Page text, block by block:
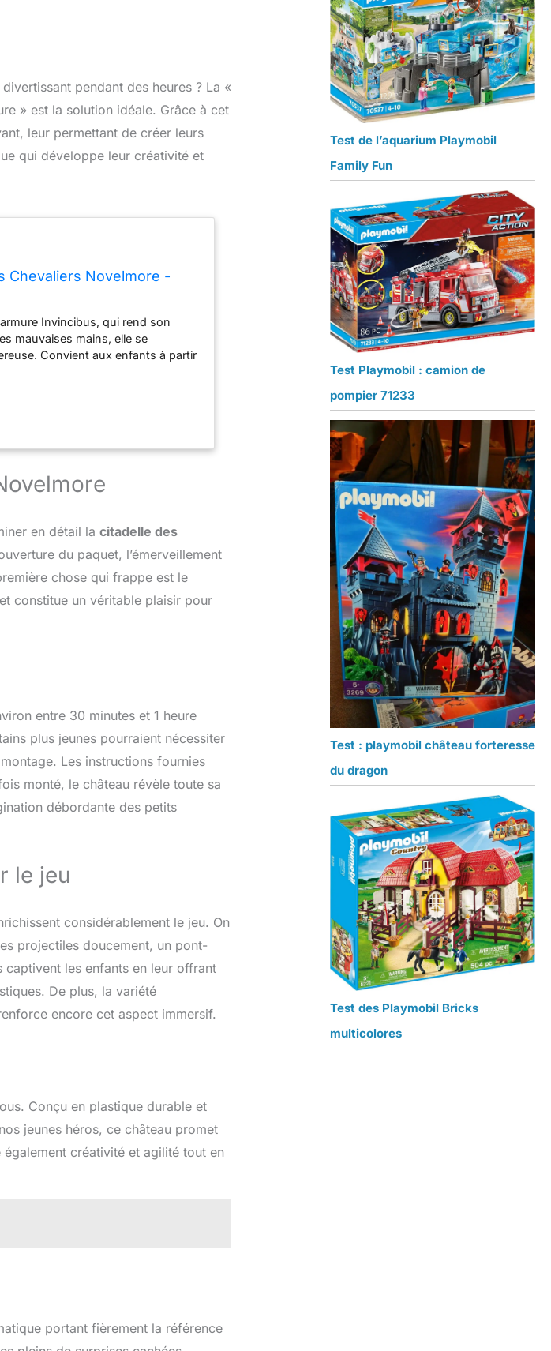
pendant des heures ? La «
» est la solution idéale. Grâce à cet
leur permettant de créer leurs
qui développe leur créativité et
Chevaliers Novelmore -
Invincibus, qui rend son
mauvaises mains, elle se
Convient aux enfants à partir
Dimensions : 19,5 x 20 x 17,5 cm
chevaliers !
en détail la citadelle des
du paquet, l’émerveillement
chose qui frappe est le
constitue un véritable plaisir pour
entre 30 minutes et 1 heure
plus jeunes pourraient nécessiter
Les instructions fournies
monté, le château révèle toute sa
débordante des petits
le jeu
considérablement le jeu. On
projectiles doucement, un pont-
captivent les enfants en leur offrant
De plus, la variété
encore cet aspect immersif.
Conçu en plastique durable et
jeunes héros, ce château promet
également créativité et agilité tout en
portant fièrement la référence
Test de l’aquarium Playmobil
Family Fun
Test Playmobil : camion de
pompier 71233
Test : playmobil château forteresse
du dragon
Test des Playmobil Bricks
multicolores